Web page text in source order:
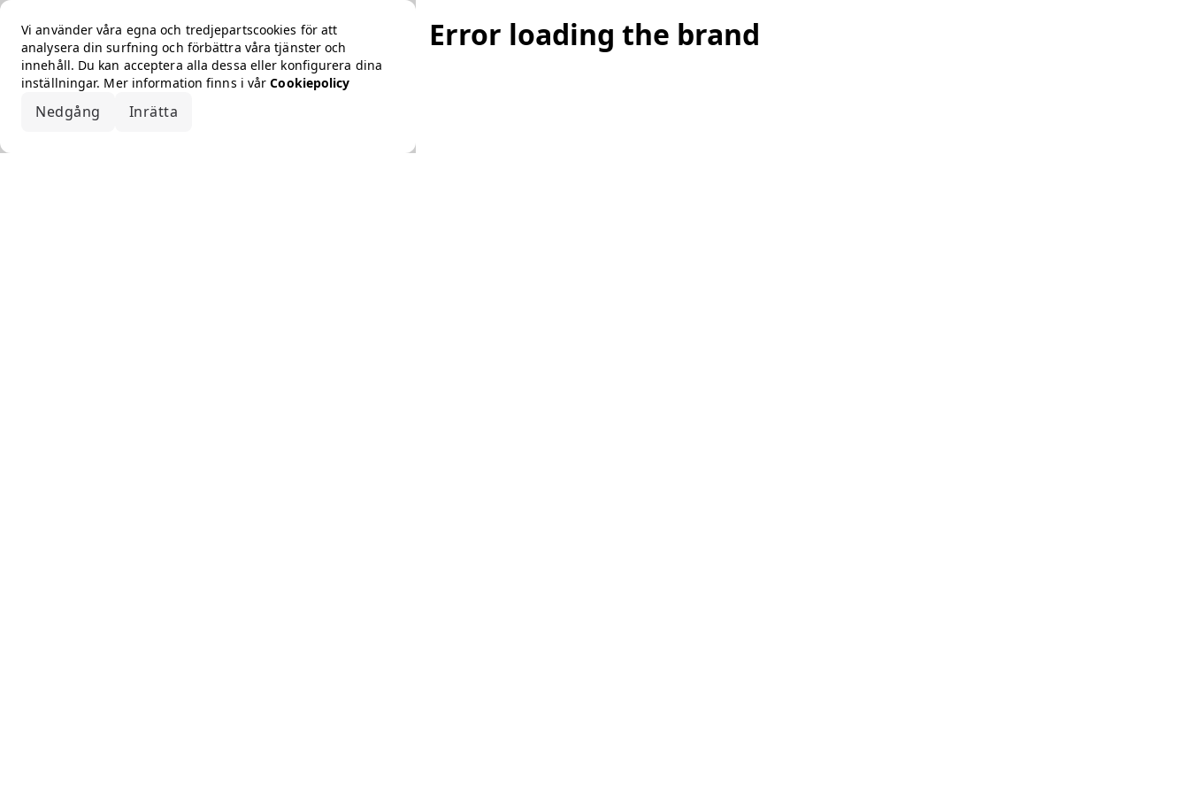
Vi använder våra egna och tredjepartscookies för att
analysera din surfning och förbättra våra tjänster och
innehåll. Du kan acceptera alla dessa eller konfigurera dina
inställningar. Mer information finns i vårCookiepolicy
Nedgång Inrätta
Error loading the brand